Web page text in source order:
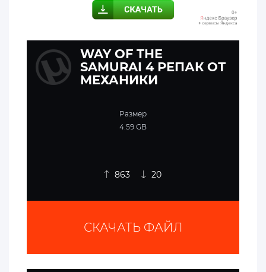
WAY OF THE
SAMURAI 4 РЕПАК ОТ
МЕХАНИКИ
Размер
4.59 GB
863 20
СКАЧАТЬ ФАЙЛ